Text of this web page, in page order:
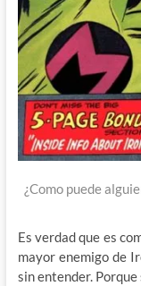
¿Como puede
Es verdad que es
mayor enemigo de
sin entender. Porque